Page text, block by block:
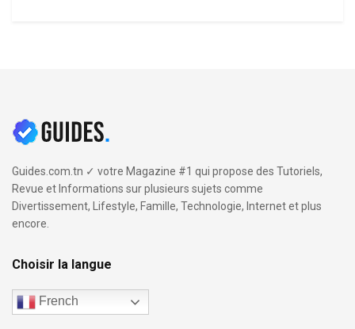
Guides.com.tn ✓ votre Magazine #1 qui propose des Tutoriels,
Revue et Informations sur plusieurs sujets comme
Divertissement, Lifestyle, Famille, Technologie, Internet et plus
encore.
Choisir la langue
French